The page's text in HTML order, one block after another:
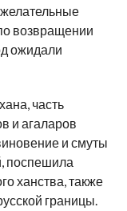
возвращении
ожидали
часть
и агаларов
и смуты
поспешила
ханства, также
границы.